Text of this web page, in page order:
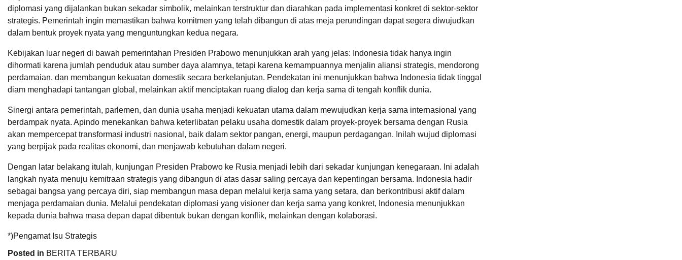
diplomasi yang dijalankan bukan sekadar simbolik, melainkan terstruktur dan diarahkan pada implementasi konkret di sektor-sektor
strategis. Pemerintah ingin memastikan bahwa komitmen yang telah dibangun di atas meja perundingan dapat segera diwujudkan
dalam bentuk proyek nyata yang menguntungkan kedua negara.
Kebijakan luar negeri di bawah pemerintahan Presiden Prabowo menunjukkan arah yang jelas: Indonesia tidak hanya ingin
dihormati karena jumlah penduduk atau sumber daya alamnya, tetapi karena kemampuannya menjalin aliansi strategis, mendorong
perdamaian, dan membangun kekuatan domestik secara berkelanjutan. Pendekatan ini menunjukkan bahwa Indonesia tidak tinggal
diam menghadapi tantangan global, melainkan aktif menciptakan ruang dialog dan kerja sama di tengah konflik dunia.
Sinergi antara pemerintah, parlemen, dan dunia usaha menjadi kekuatan utama dalam mewujudkan kerja sama internasional yang
berdampak nyata. Apindo menekankan bahwa keterlibatan pelaku usaha domestik dalam proyek-proyek bersama dengan Rusia
akan mempercepat transformasi industri nasional, baik dalam sektor pangan, energi, maupun perdagangan. Inilah wujud diplomasi
yang berpijak pada realitas ekonomi, dan menjawab kebutuhan dalam negeri.
Dengan latar belakang itulah, kunjungan Presiden Prabowo ke Rusia menjadi lebih dari sekadar kunjungan kenegaraan. Ini adalah
langkah nyata menuju kemitraan strategis yang dibangun di atas dasar saling percaya dan kepentingan bersama. Indonesia hadir
sebagai bangsa yang percaya diri, siap membangun masa depan melalui kerja sama yang setara, dan berkontribusi aktif dalam
menjaga perdamaian dunia. Melalui pendekatan diplomasi yang visioner dan kerja sama yang konkret, Indonesia menunjukkan
kepada dunia bahwa masa depan dapat dibentuk bukan dengan konflik, melainkan dengan kolaborasi.
*)Pengamat Isu Strategis
Posted in BERITA TERBARU